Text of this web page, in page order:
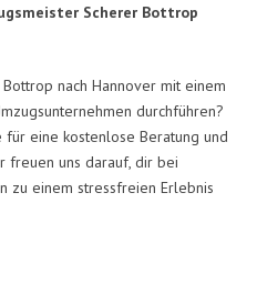
Scherer Bottrop
nach Hannover mit einem
durchführen?
für eine kostenlose Beratung und
freuen uns darauf, dir bei
zu einem stressfreien Erlebnis